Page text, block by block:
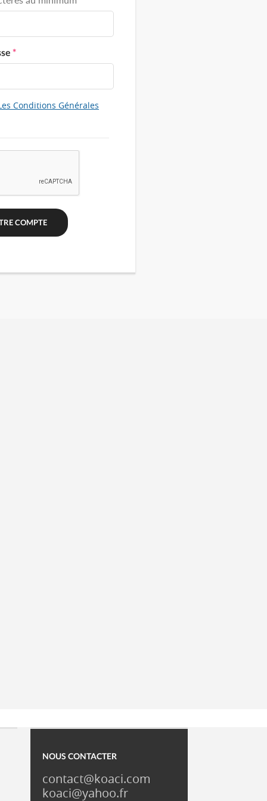
*
Conditions Générales
NOUS CONTACTER
contact@koaci.com
koaci@yahoo.fr